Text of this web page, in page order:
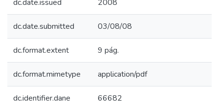
dc.date.issued 2008
dc.date.submitted 03/08/08
dc.format.extent 9 pág.
dc.format.mimetype application/pdf
dc.identifier.dane 66682